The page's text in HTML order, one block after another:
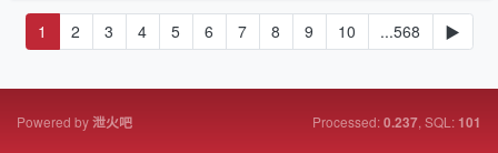
1 2 3 4 5 6 7 8 9 10 ...568 ▶
Powered by泄火吧 Processed:0.237, SQL: 101